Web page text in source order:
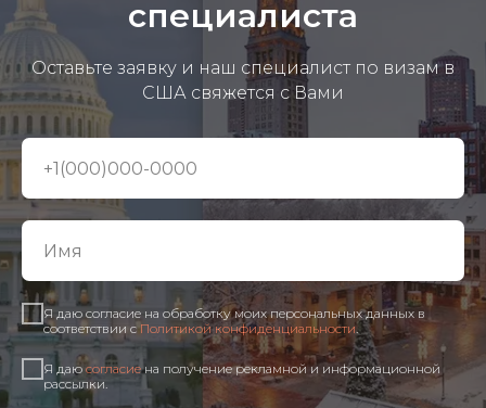
специалиста
Оставьте заявку и наш специалист по визам в
США свяжется с Вами
Я даю согласие на обработку моих персональных данных в
соответствии сПолитикой конфиденциальности.
Я даюсогласиена получение рекламной и информационной
рассылки.